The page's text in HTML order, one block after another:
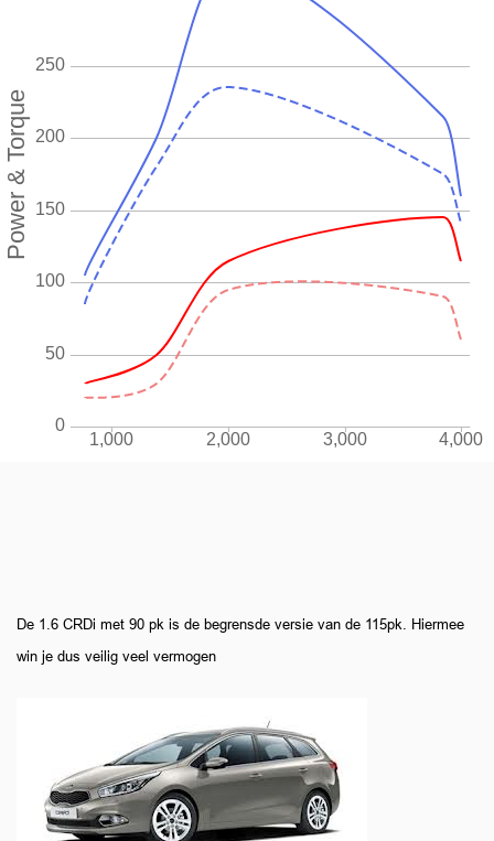
De 1.6 CRDi met 90 pk is de begrensde versie van de 115pk. Hiermee
win je dus veilig veel vermogen